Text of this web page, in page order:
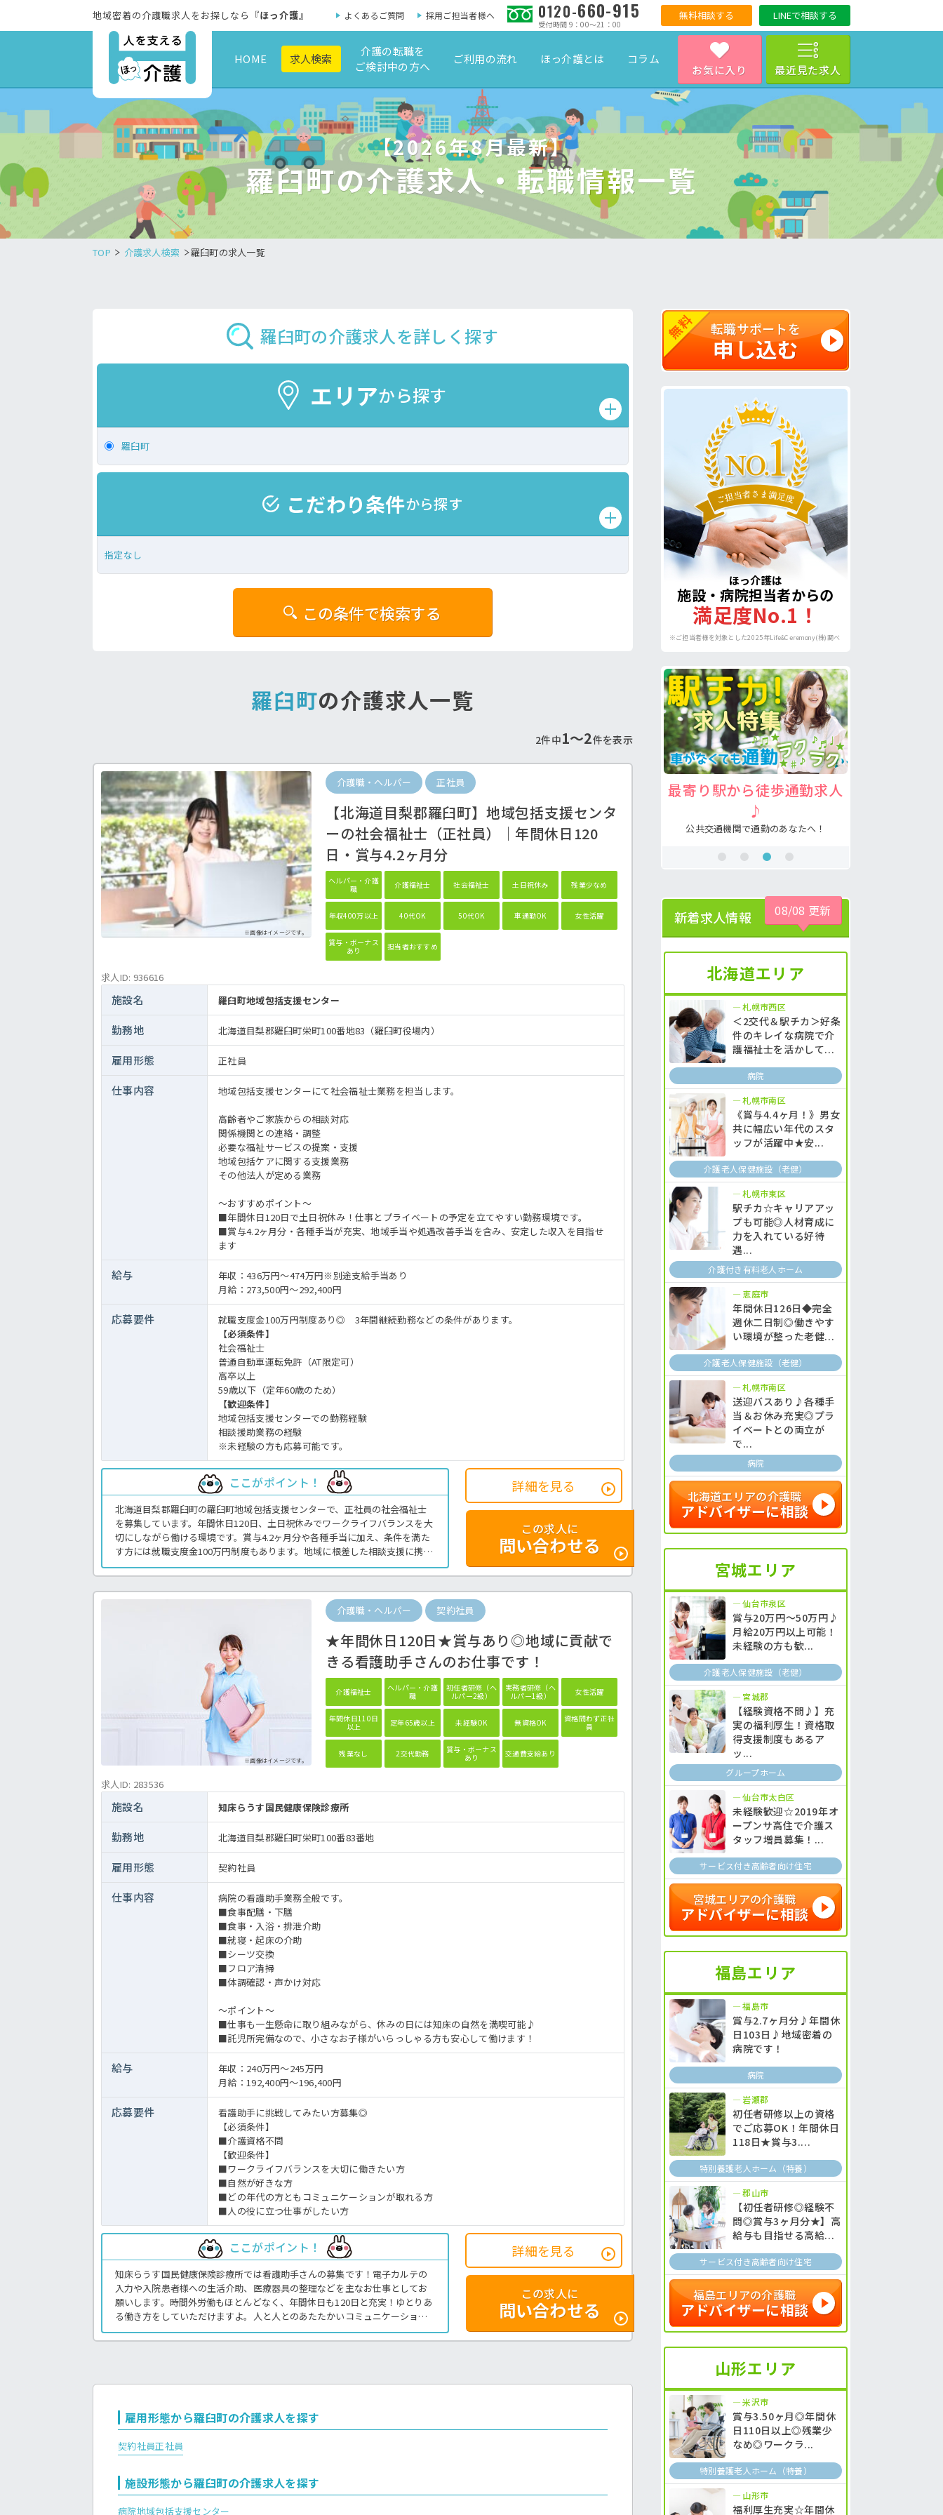
お気に入り 最近見た求人
地域密着の介護職求人をお探しなら『ほっ介護』 よくあるご質問 採用ご担当者様へ 0120-660-915
受付時間 9：00～21：00
無料相談する LINEで相談する
HOME 求人検索
介護の転職を
ご検討中の方へ
ご利用の流れ ほっ介護とは コラム
【2026年8月最新】
羅臼町の介護求人・転職情報一覧
TOP 介護求人検索 羅臼町の求人一覧
羅臼町の介護求人を詳しく探す
エリアから探す
羅臼町
こだわり条件から探す
指定なし
この条件で検索する
羅臼町の介護求人一覧
2件中1〜2件を表示
※画像はイメージです。
介護職・ヘルパー 正社員
【北海道目梨郡羅臼町】地域包括支援センタ
ーの社会福祉士（正社員）｜年間休日120
日・賞与4.2ヶ月分
ヘルパー・介護
職
介護福祉士 社会福祉士 土日祝休み 残業少なめ
年収400万以上 40代OK 50代OK 車通勤OK 女性活躍
賞与・ボーナス
あり
担当者おすすめ
求人ID: 936616
施設名 羅臼町地域包括支援センター
勤務地 北海道目梨郡羅臼町栄町100番地83（羅臼町役場内）
雇用形態 正社員
仕事内容 地域包括支援センターにて社会福祉士業務を担当します。
高齢者やご家族からの相談対応
関係機関との連絡・調整
必要な福祉サービスの提案・支援
地域包括ケアに関する支援業務
その他法人が定める業務
～おすすめポイント～
■年間休日120日で土日祝休み！仕事とプライベートの予定を立てやすい勤務環境です。
■賞与4.2ヶ月分・各種手当が充実、地域手当や処遇改善手当を含み、安定した収入を目指せ
ます
給与
年収：436万円～474万円※別途支給手当あり
月給：273,500円～292,400円
応募要件
就職支度金100万円制度あり◎ 3年間継続勤務などの条件があります。
【必須条件】
社会福祉士
普通自動車運転免許（AT限定可）
高卒以上
59歳以下（定年60歳のため）
【歓迎条件】
地域包括支援センターでの勤務経験
相談援助業務の経験
※未経験の方も応募可能です。
ここがポイント！
北海道目梨郡羅臼町の羅臼町地域包括支援センターで、正社員の社会福祉士
を募集しています。年間休日120日、土日祝休みでワークライフバランスを大
切にしながら働ける環境です。賞与4.2ヶ月分や各種手当に加え、条件を満た
す方には就職支度金100万円制度もあります。地域に根差した相談支援に携わ
りたい方は、ぜひご応募ください。社会福祉士の業務全般です。〈社会福祉
士 正職員 地域包括支援センターの求人〉
詳細を見る
この求人に
問い合わせる
※画像はイメージです。
介護職・ヘルパー 契約社員
★年間休日120日★賞与あり◎地域に貢献で
きる看護助手さんのお仕事です！
介護福祉士
ヘルパー・介護
職
初任者研修（ヘ
ルパー2級）
実務者研修（ヘ
ルパー1級）
女性活躍
年間休日110日
以上
定年65歳以上 未経験OK 無資格OK
資格問わず正社
員
残業なし 2交代勤務
賞与・ボーナス
あり
交通費支給あり
求人ID: 283536
施設名 知床らうす国民健康保険診療所
勤務地 北海道目梨郡羅臼町栄町100番83番地
雇用形態 契約社員
仕事内容
病院の看護助手業務全般です。
■食事配膳・下膳
■食事・入浴・排泄介助
■就寝・起床の介助
■シーツ交換
■フロア清掃
■体調確認・声かけ対応
～ポイント～
■仕事も一生懸命に取り組みながら、休みの日には知床の自然を満喫可能♪
■託児所完備なので、小さなお子様がいらっしゃる方も安心して働けます！
給与
年収：240万円～245万円
月給：192,400円～196,400円
応募要件
看護助手に挑戦してみたい方募集◎
【必須条件】
■介護資格不問
【歓迎条件】
■ワークライフバランスを大切に働きたい方
■自然が好きな方
■どの年代の方ともコミュニケーションが取れる方
■人の役に立つ仕事がしたい方
ここがポイント！
知床らうす国民健康保険診療所では看護助手さんの募集です！電子カルテの
入力や入院患者様への生活介助、医療器具の整理などを主なお仕事としてお
願いします。時間外労働もほとんどなく、年間休日も120日と充実！ゆとりあ
る働き方をしていただけますよ。人と人とのあたたかいコミュニケーション
を大切にしている診療所です。初任者研修以上の資格をお持ちの方優遇で
す！地域のみなさまの健康に貢献しませんか？病院での看護助手業務全般で
詳細を見る
この求人に
問い合わせる
雇用形態から羅臼町の介護求人を探す
契約社員正社員
施設形態から羅臼町の介護求人を探す
病院地域包括支援センター
無料 転職サポートを
申し込む
ほっ介護は
施設・病院担当者からの
満足度No.1！
※ご担当者様を対象とした2025年Life&Ceremony(株)調べ
病院の好条件求人！
看護助手の経験を積みたい方も！
処遇改善手当しっかり支
給！
手当も重視したいあなたにオススメ♪
♪
公共交通機関で通勤のあなたへ！
注目の介護福祉士求人♪
あなたの希望が叶う求人が見つかる！
新着求人情報 08/08 更新
北海道エリア
札幌市西区
＜2交代＆駅チカ＞好条
件のキレイな病院で介
護福祉士を活かして...
病院
札幌市南区
《賞与4.4ヶ月！》男女
共に幅広い年代のスタ
ッフが活躍中★安...
介護老人保健施設（老健）
札幌市東区
駅チカ☆キャリアアッ
プも可能◎人材育成に
力を入れている好待
遇...
介護付き有料老人ホーム
恵庭市
年間休日126日◆完全
週休二日制◎働きやす
い環境が整った老健...
介護老人保健施設（老健）
札幌市南区
送迎バスあり♪各種手
当＆お休み充実◎プラ
イベートとの両立が
で...
病院
北海道エリアの介護職
アドバイザーに相談
宮城エリア
仙台市泉区
賞与20万円～50万円♪
月給20万円以上可能！
未経験の方も歓...
介護老人保健施設（老健）
宮城郡
【経験資格不問♪】充
実の福利厚生！資格取
得支援制度もあるア
ッ...
グループホーム
仙台市太白区
未経験歓迎☆2019年オ
ープンサ高住で介護ス
タッフ増員募集！...
サービス付き高齢者向け住宅
宮城エリアの介護職
アドバイザーに相談
福島エリア
福島市
賞与2.7ヶ月分♪年間休
日103日♪地域密着の
病院です！
病院
岩瀬郡
初任者研修以上の資格
でご応募OK！年間休日
118日★賞与3....
特別養護老人ホーム（特養）
郡山市
【初任者研修◎経験不
問◎賞与3ヶ月分★】高
給与も目指せる高給...
サービス付き高齢者向け住宅
福島エリアの介護職
アドバイザーに相談
山形エリア
米沢市
賞与3.50ヶ月◎年間休
日110日以上◎残業少
なめ◎ワークラ...
特別養護老人ホーム（特養）
山形市
福利厚生充実☆年間休